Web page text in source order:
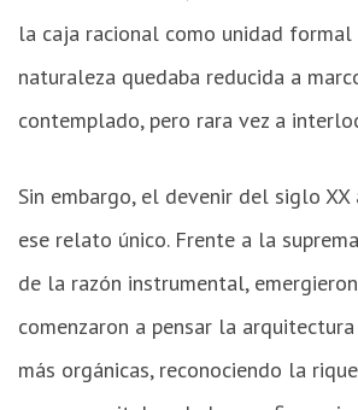
la caja racional como unidad formal
naturaleza quedaba reducida a
contemplado, pero rara vez a
Sin embargo, el devenir del siglo XX
ese relato único. Frente a la
de la razón instrumental,
comenzaron a pensar la
más orgánicas, reconociendo la